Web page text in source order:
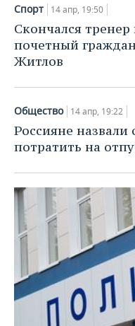
Спорт 14 апр, 19:50
Скончался
почетный
Житлов
Общество 14 апр, 19:22
Россияне
потратить на